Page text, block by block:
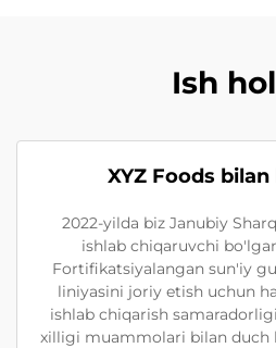
Ish
XYZ Foods
2022-yilda biz Janubiy
ishlab chiqaruvchi
Fortifikatsiyalangan sun'iy
liniyasini joriy etish uchun
ishlab chiqarish
xilligi muammolari bilan duch